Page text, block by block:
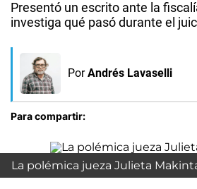
Presentó un escrito ante la
investiga qué pasó durante el
Por Andrés Lavaselli
Para compartir:
La polémica jueza Julieta